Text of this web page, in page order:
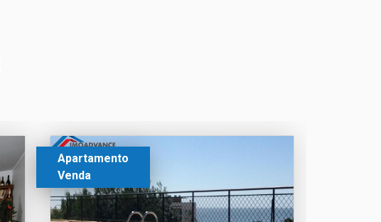
Apartamento
Venda